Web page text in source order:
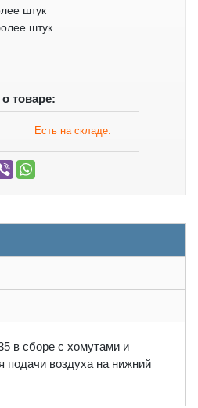
штук
штук
товаре:
Есть на складе.
в сборе с хомутами и
подачи воздуха на нижний